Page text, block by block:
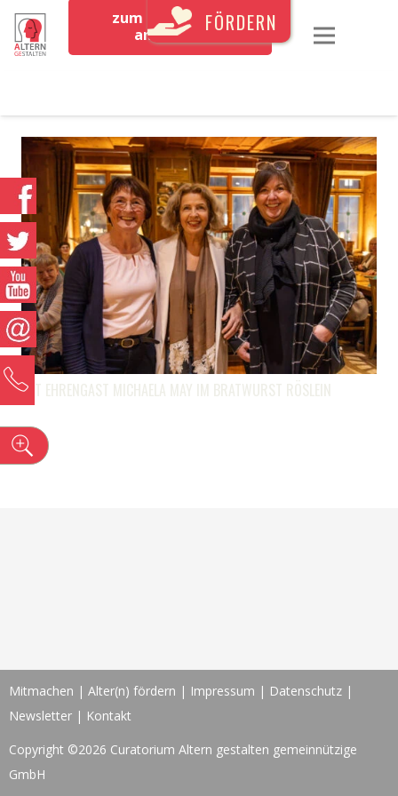
zum Newsletter
anmeldenFÖRDERN
MIT EHRENGAST MICHAELA MAY IM BRATWURST RÖSLEIN
Mitmachen | Alter(n) fördern | Impressum | Datenschutz |
Newsletter | Kontakt
Copyright ©2026 Curatorium Altern gestalten gemeinnützige
GmbH